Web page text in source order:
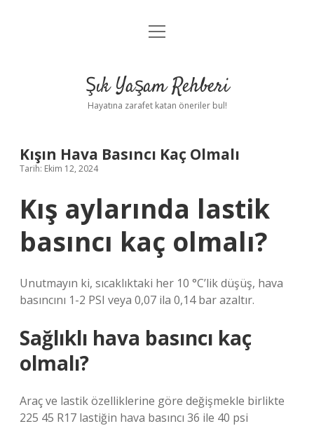
Anasayfa
Yasal Uyarı
menüyü
Şık Yaşam Rehberi
Hayatına zarafet katan öneriler bul!
Kışın Hava Basıncı Kaç Olmalı
Tarih: Ekim 12, 2024
Kış aylarında lastik
basıncı kaç olmalı?
Unutmayın ki, sıcaklıktaki her 10 °C’lik düşüş, hava
basıncını 1-2 PSI veya 0,07 ila 0,14 bar azaltır.
Sağlıklı hava basıncı kaç
olmalı?
Araç ve lastik özelliklerine göre değişmekle birlikte
225 45 R17 lastiğin hava basıncı 36 ile 40 psi